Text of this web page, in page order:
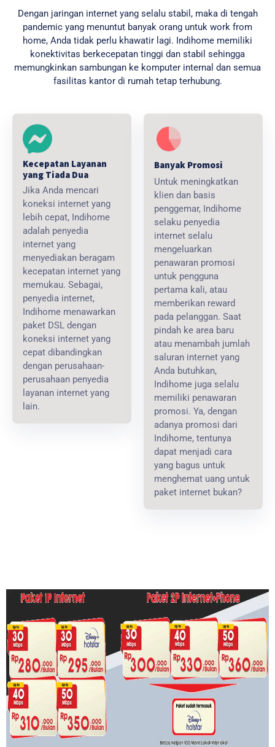
Dengan jaringan internet yang selalu stabil, maka di tengah
pandemic yang menuntut banyak orang untuk work from
home, Anda tidak perlu khawatir lagi. Indihome memiliki
konektivitas berkecepatan tinggi dan stabil sehingga
memungkinkan sambungan ke komputer internal dan semua
fasilitas kantor di rumah tetap terhubung.
Kecepatan Layanan
yang Tiada Dua
Jika Anda mencari
koneksi internet yang
lebih cepat, Indihome
adalah penyedia
internet yang
menyediakan beragam
kecepatan internet yang
memukau. Sebagai,
penyedia internet,
Indihome menawarkan
paket DSL dengan
koneksi internet yang
cepat dibandingkan
dengan perusahaan-
perusahaan penyedia
layanan internet yang
lain.
Banyak Promosi
Untuk meningkatkan
klien dan basis
penggemar, Indihome
selaku penyedia
internet selalu
mengeluarkan
penawaran promosi
untuk pengguna
pertama kali, atau
memberikan reward
pada pelanggan. Saat
pindah ke area baru
atau menambah jumlah
saluran internet yang
Anda butuhkan,
Indihome juga selalu
memiliki penawaran
promosi. Ya, dengan
adanya promosi dari
Indihome, tentunya
dapat menjadi cara
yang bagus untuk
menghemat uang untuk
paket internet bukan?